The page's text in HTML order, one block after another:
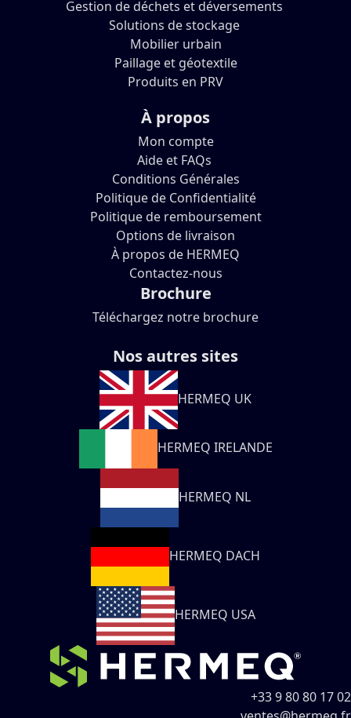
Gestion de déchets et déversements
Solutions de stockage
Mobilier urbain
Paillage et géotextile
Produits en PRV
À propos
Mon compte
Aide et FAQs
Conditions Générales
Politique de Confidentialité
Politique de remboursement
Options de livraison
À propos de HERMEQ
Contactez-nous
Brochure
Téléchargez notre brochure
Nos autres sites
HERMEQ UK
HERMEQ IRELANDE
HERMEQ NL
HERMEQ DACH
HERMEQ USA
+33 9 80 80 17 02